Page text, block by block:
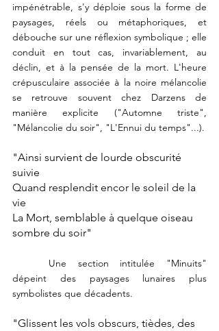
impénétrable, s'y déploie sous la forme de
paysages, réels ou métaphoriques, et
débouche sur une réflexion symbolique ; elle
conduit en tout cas, invariablement, au
déclin, et à la pensée de la mort. L'heure
crépusculaire associée à la noire mélancolie
se retrouve souvent chez Darzens de
manière explicite ("Automne triste",
"Mélancolie du soir", "L'Ennui du temps"...).
"Ainsi survient de lourde obscurité
suivie
Quand resplendit encor le soleil de la
vie
La Mort, semblable à quelque oiseau
sombre du soir"
dépeint des paysages lunaires plus
symbolistes que décadents.
"Glissent les vols obscurs, tièdes, des